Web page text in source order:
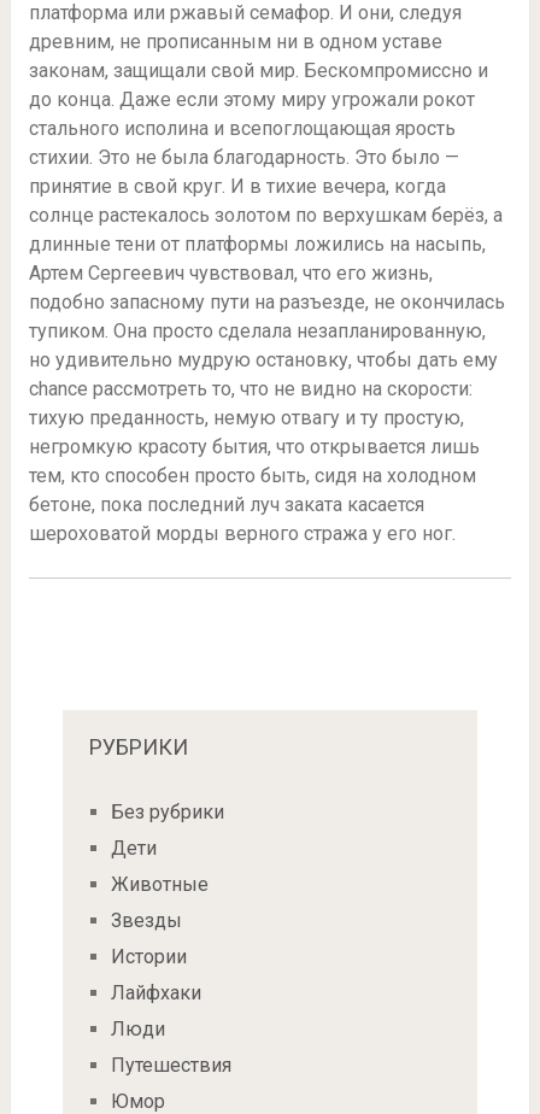
платформа или ржавый семафор. И они, следуя
древним, не прописанным ни в одном уставе
законам, защищали свой мир. Бескомпромиссно и
до конца. Даже если этому миру угрожали рокот
стального исполина и всепоглощающая ярость
стихии. Это не была благодарность. Это было —
принятие в свой круг. И в тихие вечера, когда
солнце растекалось золотом по верхушкам берёз, а
длинные тени от платформы ложились на насыпь,
Артем Сергеевич чувствовал, что его жизнь,
подобно запасному пути на разъезде, не окончилась
тупиком. Она просто сделала незапланированную,
но удивительно мудрую остановку, чтобы дать ему
chance рассмотреть то, что не видно на скорости:
тихую преданность, немую отвагу и ту простую,
негромкую красоту бытия, что открывается лишь
тем, кто способен просто быть, сидя на холодном
бетоне, пока последний луч заката касается
шероховатой морды верного стража у его ног.
РУБРИКИ
Без рубрики
Дети
Животные
Звезды
Истории
Лайфхаки
Люди
Путешествия
Юмор